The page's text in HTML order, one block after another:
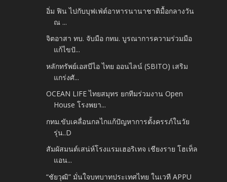
อิ่ม ฟิน ไปกับบุฟเฟ่ต์อาหารนานาชาติมื้อกลางวัน
ณ ...
จิตอาสา ทบ. จับมือ กทม. บูรณาการความร่วมมือ
แก้ไขปั...
หลักทรัพย์เอสบีไอ ไทย ออนไลน์ (SBITO) เสริม
แกร่งศั...
OCEAN LIFE ไทยสมุทร ยกทีมร่วมงาน Open
House โรงพยา...
กทม.ขับเคลื่อนกลไกแก้ปัญหาการตั้งครรภ์ในวัย
รุ่น..D
สัมผัสมนต์เสน่ห์โรงแรมเฮอริเทจ เชียงราย โฮเท็ล
แอน...
“ชัยวุฒิ” มั่นใจบทบาทประเทศไทย ในเวที APPU